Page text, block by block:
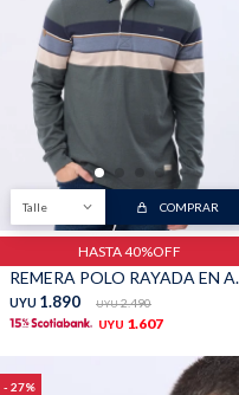
Talle COMPRAR
HASTA 40%OFF
REMERA
UYU 1.890 UYU 2.490
UYU 1.607
27